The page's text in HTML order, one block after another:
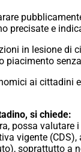
precisate e
in lesione
piacimento
ai
si chiede:
possa
vigente
soprattutto a